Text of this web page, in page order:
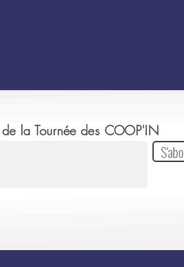
la Tournée des COOP'IN